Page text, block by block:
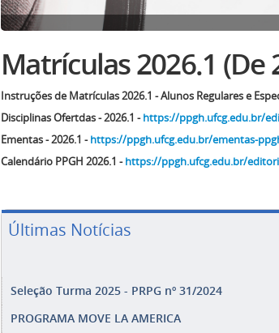
Matrículas 2026.1 (De
Instruções de Matrículas 2026.1 - Alunos Regulares e
Disciplinas Ofertdas - 2026.1 -https://ppgh.ufcg.edu.br/
Ementas - 2026.1 -https://ppgh.ufcg.edu.br/ementas-
Calendário PPGH 2026.1 -https://ppgh.ufcg.edu.br/
Últimas Notícias
Seleção Turma 2025 - PRPG nº 31/2024
PROGRAMA MOVE LA AMERICA